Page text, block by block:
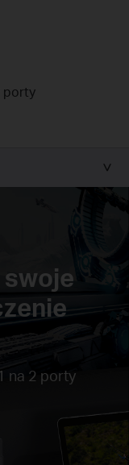
porty
swoje
na 2 porty